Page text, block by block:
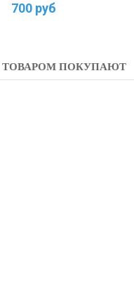
700 руб
ТОВАРОМ ПОКУПАЮТ